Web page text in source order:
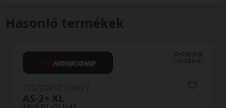
Hasonló termékek
0 értékelés
AS-2+ XL